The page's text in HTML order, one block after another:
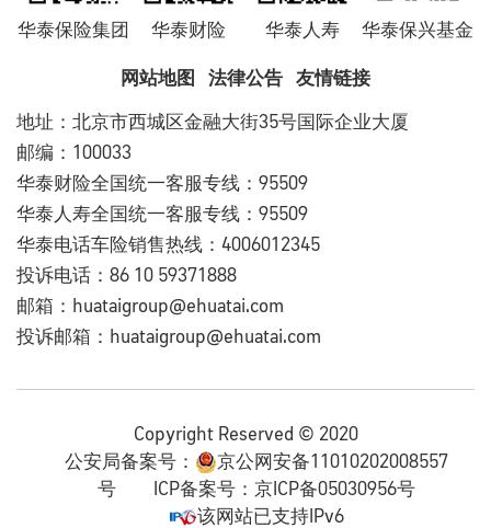
华泰保险集团 华泰财险 华泰人寿
华泰保兴基金
网站地图
法律公告 友情链接
地址：北京市西城区金融大街35号国际企业大厦
邮编：100033
华泰财险全国统一客服专线：95509
华泰人寿全国统一客服专线：95509
华泰电话车险销售热线：4006012345
投诉电话：86 10 59371888
邮箱：huataigroup@ehuatai.com
投诉邮箱：huataigroup@ehuatai.com
Copyright Reserved © 2020
公安局备案号：
京公网安备11010202008557
号 ICP备案号： 京ICP备05030956号
该网站已支持IPv6